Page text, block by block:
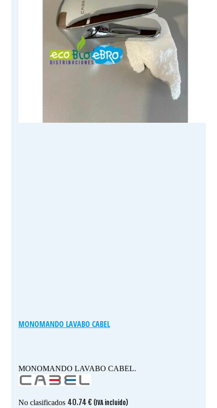
MONOMANDO LAVABO CABEL
MONOMANDO LAVABO CABEL.
No clasificados 40.74 € (IVA incluido)